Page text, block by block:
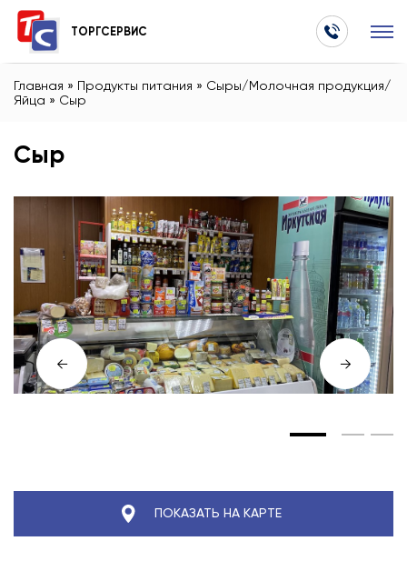
ТОРГСЕРВИС
Главная » Продукты питания » Сыры/Молочная продукция/
Яйца » Сыр
← →
Сыр
ПОКАЗАТЬ НА КАРТЕ